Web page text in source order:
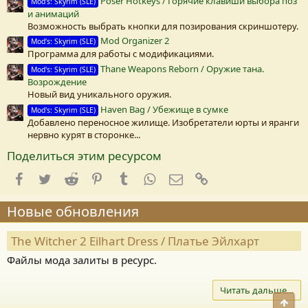
и анимаций
Возможность выбрать кнопки для позирования скриншотеру.
Mod's: Skyrim (SLE) Mod Organizer 2
Программа для работы с модификациями.
Mod's: Skyrim (SLE) Thane Weapons Reborn / Оружие тана.
Возрождение
Новый вид уникального оружия.
Mod's: Skyrim (SLE) Haven Bag / Убежище в сумке
Добавлено переносное жилище. Изобретатели юрты и яранги
нервно курят в сторонке...
Поделиться этим ресурсом
Facebook
TwitterReddit PinterestTumblrWhatsApp
E-mail
Новые обновления
The Witcher 2 Eilhart Dress / Платье Эйлхарт
Файлы мода залиты в ресурс.
Читать дальше…